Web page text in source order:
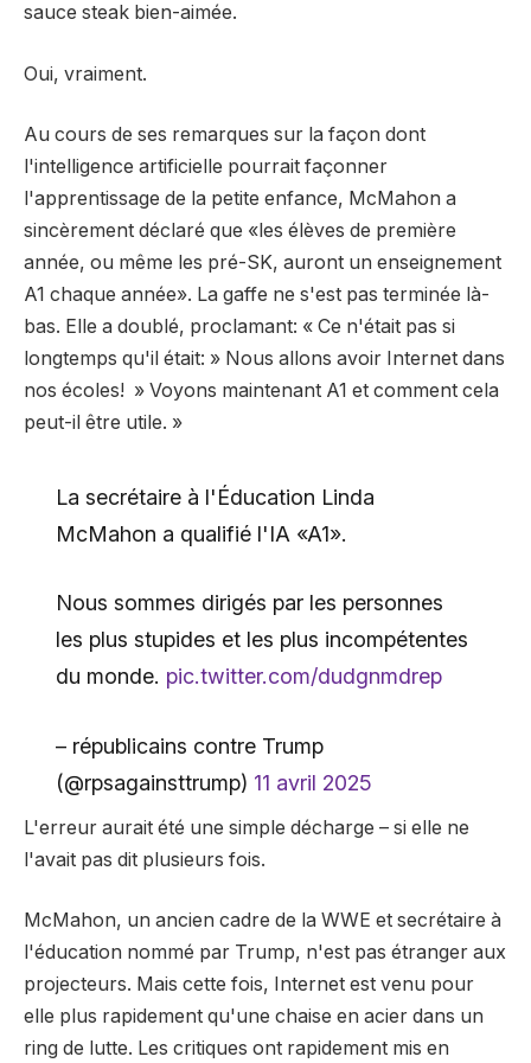
sauce steak bien-aimée.
Oui, vraiment.
Au cours de ses remarques sur la façon dont
l'intelligence artificielle pourrait façonner
l'apprentissage de la petite enfance, McMahon a
sincèrement déclaré que «les élèves de première
année, ou même les pré-SK, auront un enseignement
A1 chaque année». La gaffe ne s'est pas terminée là-
bas. Elle a doublé, proclamant: « Ce n'était pas si
longtemps qu'il était: » Nous allons avoir Internet dans
nos écoles! » Voyons maintenant A1 et comment cela
peut-il être utile. »
La secrétaire à l'Éducation Linda
McMahon a qualifié l'IA «A1».
Nous sommes dirigés par les personnes
les plus stupides et les plus incompétentes
du monde. pic.twitter.com/dudgnmdrep
– républicains contre Trump
(@rpsagainsttrump) 11 avril 2025
L'erreur aurait été une simple décharge – si elle ne
l'avait pas dit plusieurs fois.
McMahon, un ancien cadre de la WWE et secrétaire à
l'éducation nommé par Trump, n'est pas étranger aux
projecteurs. Mais cette fois, Internet est venu pour
elle plus rapidement qu'une chaise en acier dans un
ring de lutte. Les critiques ont rapidement mis en